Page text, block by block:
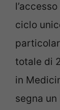
ciclo
totale di
in
segna